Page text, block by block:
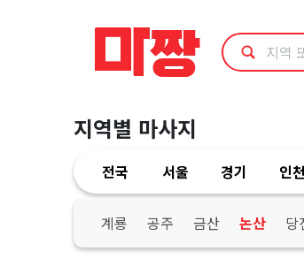
지역별 마사지
전국 서울 경기 인천
계룡 공주 금산 논산 당